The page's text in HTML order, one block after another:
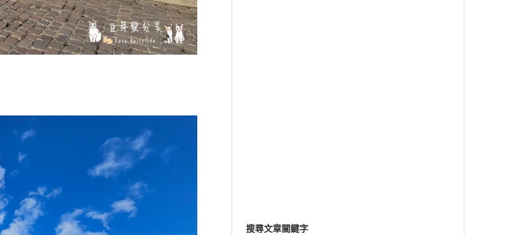
搜尋文章關鍵字